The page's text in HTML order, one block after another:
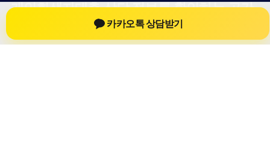
개인회생자대출 상담 정보를 확인하는 공간
개인회생자대출 관련 상담 정보, 상담 전 확인할 수 있는 기준, 대
카카오톡 상담받기